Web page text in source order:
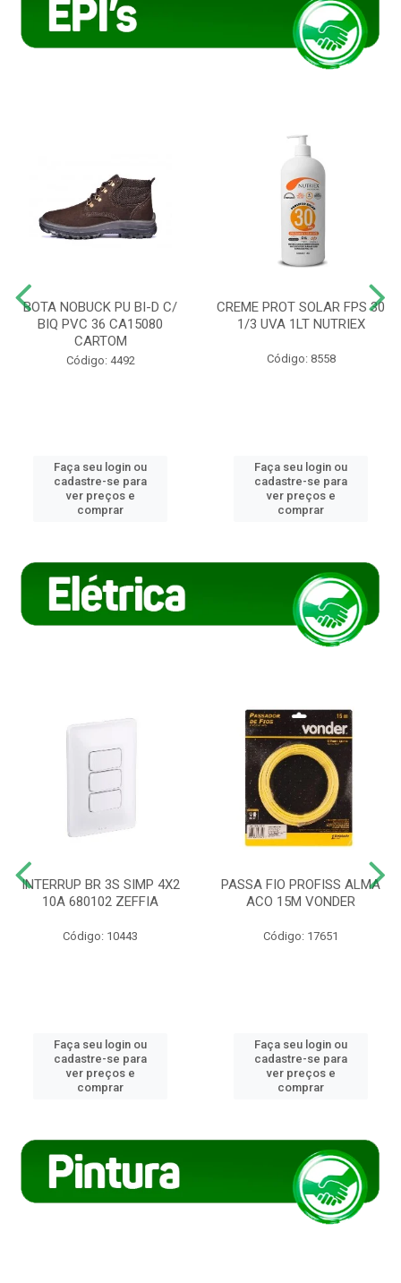
BOTA NOBUCK PU BI-D C/
BIQ PVC 36 CA15080
CARTOM
Código: 4492
Faça seu login ou
cadastre-se para
ver preços e
comprar
CREME PROT SOLAR FPS 30
1/3 UVA 1LT NUTRIEX
Código: 8558
Faça seu login ou
cadastre-se para
ver preços e
comprar
INTERRUP BR 3S SIMP 4X2
10A 680102 ZEFFIA
Código: 10443
Faça seu login ou
cadastre-se para
ver preços e
comprar
PASSA FIO PROFISS ALMA
ACO 15M VONDER
Código: 17651
Faça seu login ou
cadastre-se para
ver preços e
comprar